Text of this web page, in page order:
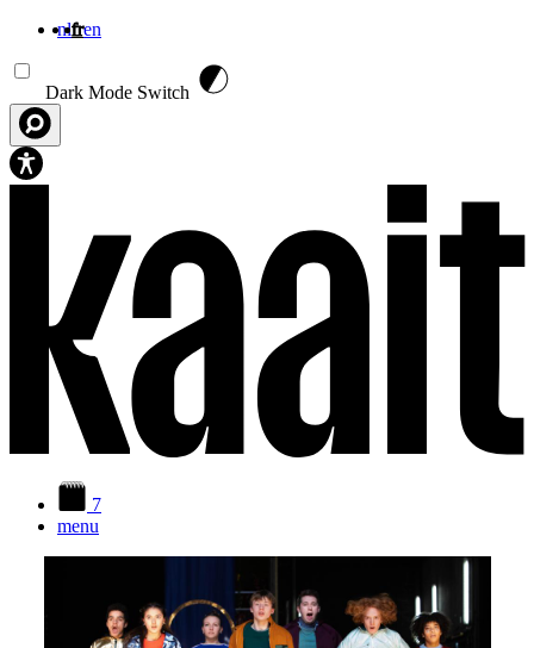
nlfren
Dark Mode Switch
7
menu